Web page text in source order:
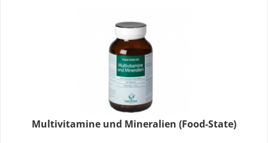
Multivitamine und Mineralien (Food-State)